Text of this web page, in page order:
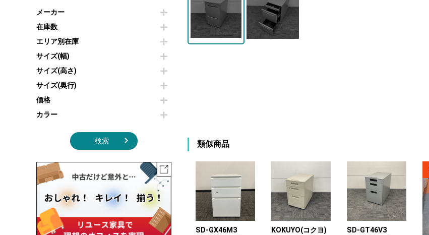
プリンター・コピー機
コートハンガー・ポールハンガー
傘立て
食器棚・キッチンキャビネット
オフィスアクセサリーその他
カウンターテーブル
センターテーブル・サイドテーブル
カフェテーブル
ソファ
シェルフ
ダストボックス（ゴミ箱）
インテリア家具その他
冷蔵庫・洗濯機
空気清浄機・加湿器
電子レンジ
液晶テレビ・モニター類
エアコン
照明機器
季節家電
その他キッチン家電・オフィス家電
メーカー
在庫数
エリア別在庫
サイズ(幅)
サイズ(高さ)
サイズ(奥行)
価格
カラー
検索 類似商品
SD-GX46M3
KOKUYO(コクヨ)
SD-GT46V3